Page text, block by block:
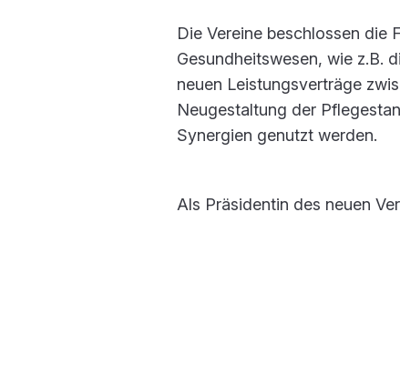
Die Vereine beschlossen die
Gesundheitswesen, wie z.B.
neuen Leistungsverträge
Neugestaltung der
Synergien genutzt werden.
Als Präsidentin des neuen